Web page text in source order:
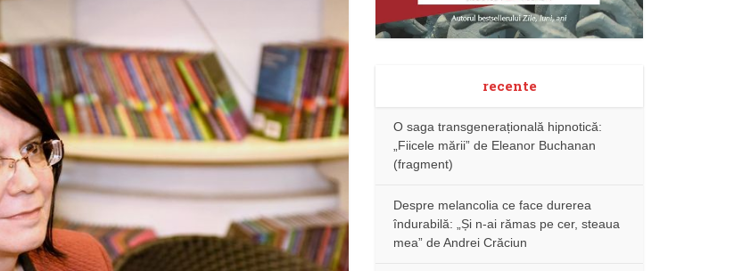
recente
O saga transgenerațională hipnotică:
„Fiicele mării” de Eleanor Buchanan
(fragment)
Despre melancolia ce face durerea
îndurabilă: „Și n-ai rămas pe cer, steaua
mea” de Andrei Crăciun